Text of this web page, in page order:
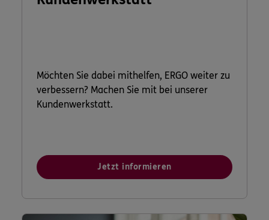
Möchten Sie dabei mithelfen, ERGO weiter zu
verbessern? Machen Sie mit bei unserer
Kundenwerkstatt.
Jetzt informieren